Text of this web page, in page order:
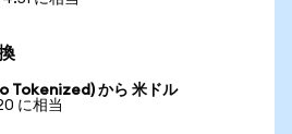
Tokenized) から 米ドル
に相当